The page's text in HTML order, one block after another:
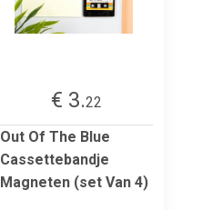
€ 3.22
Out Of The Blue
Cassettebandje
Magneten (set Van 4)